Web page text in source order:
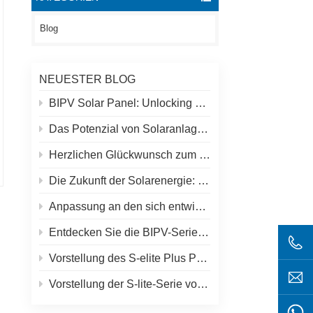
Blog
NEUESTER BLOG
BIPV Solar Panel: Unlocking New Solar Opportunities Beyond Traditional Roofs
Das Potenzial von Solaranlagen auf Dächern und Spolar-Lösungen
Herzlichen Glückwunsch zum höchsten Solarkraftwerk der Welt in Tibet!
Die Zukunft der Solarenergie: S-Elite Plus 680W Solarpanel von SpolarPV
Anpassung an den sich entwickelnden Solarmarkt: SpolarPVs Strategie für 2024
Entdecken Sie die BIPV-Serie von SpolarPV: Innovative Solarlösungen für moderne Architektur
Vorstellung des S-elite Plus PV-Moduls von SpolarPV: beidseitige Stromerzeugung mit Topcon-Technologie
Vorstellung der S-lite-Serie von SpolarPV: Modernste Solarmodule für maximale Effizienz